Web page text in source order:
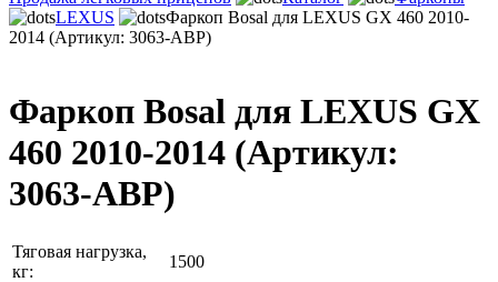
LEXUS
Фаркоп Bosal для LEXUS GX 460 2010-
2014 (Артикул: 3063-ABP)
Фаркоп Bosal для LEXUS GX
460 2010-2014 (Артикул:
3063-ABP)
Тяговая нагрузка,
кг:
1500